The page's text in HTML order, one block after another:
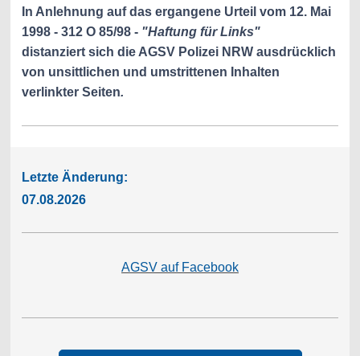
In Anlehnung auf das ergangene Urteil vom 12. Mai
1998 - 312 O 85/98 - "Haftung für Links"
distanziert sich die AGSV Polizei NRW ausdrücklich
von unsittlichen und umstrittenen Inhalten
verlinkter Seiten.
Letzte Änderung:
07.08.2026
AGSV auf Facebook